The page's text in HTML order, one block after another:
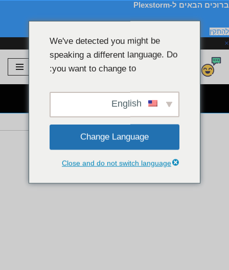
ברוכים הבאים ל-Plexstorm
לְהַתְקִין
×
דלג
💖 דגמי VIP
צ'אט חינמי של מצלמת אינטרנט 👉
We've detected you might be
speaking a different language. Do
you want to change to:
Change Language
Close and do not switch language